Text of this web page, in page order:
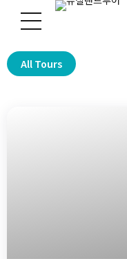
All Tours